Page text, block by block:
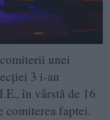
unei
3 i-au
în vârstă de 16
comiterea faptei.